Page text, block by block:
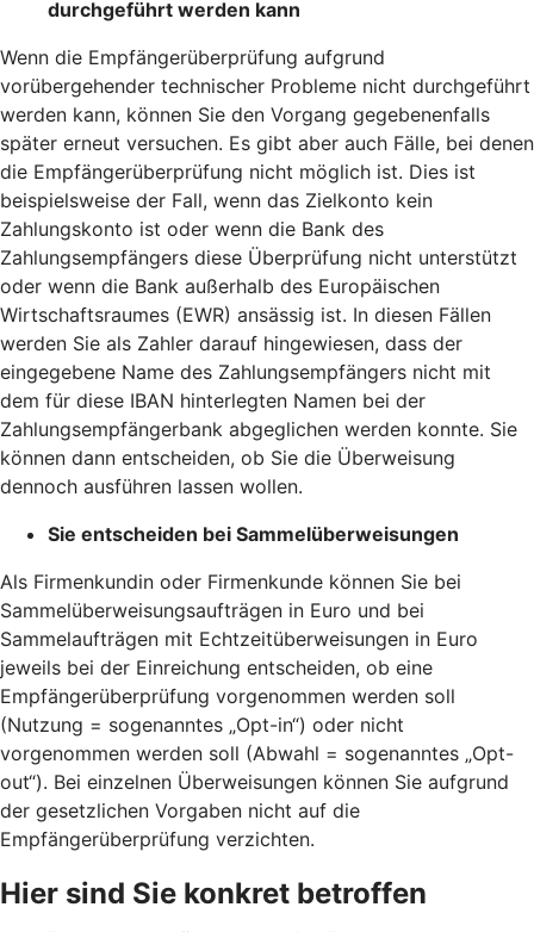
durchgeführt werden kann
Wenn die Empfängerüberprüfung aufgrund
vorübergehender technischer Probleme nicht durchgeführt
werden kann, können Sie den Vorgang gegebenenfalls
später erneut versuchen. Es gibt aber auch Fälle, bei denen
die Empfängerüberprüfung nicht möglich ist. Dies ist
beispielsweise der Fall, wenn das Zielkonto kein
Zahlungskonto ist oder wenn die Bank des
Zahlungsempfängers diese Überprüfung nicht unterstützt
oder wenn die Bank außerhalb des Europäischen
Wirtschaftsraumes (EWR) ansässig ist. In diesen Fällen
werden Sie als Zahler darauf hingewiesen, dass der
eingegebene Name des Zahlungsempfängers nicht mit
dem für diese IBAN hinterlegten Namen bei der
Zahlungsempfängerbank abgeglichen werden konnte. Sie
können dann entscheiden, ob Sie die Überweisung
dennoch ausführen lassen wollen.
Sie entscheiden bei Sammelüberweisungen
Als Firmenkundin oder Firmenkunde können Sie bei
Sammelüberweisungsaufträgen in Euro und bei
Sammelaufträgen mit Echtzeitüberweisungen in Euro
jeweils bei der Einreichung entscheiden, ob eine
Empfängerüberprüfung vorgenommen werden soll
(Nutzung = sogenanntes „Opt-in“) oder nicht
vorgenommen werden soll (Abwahl = sogenanntes „Opt-
out“). Bei einzelnen Überweisungen können Sie aufgrund
der gesetzlichen Vorgaben nicht auf die
Empfängerüberprüfung verzichten.
Hier sind Sie konkret betroffen